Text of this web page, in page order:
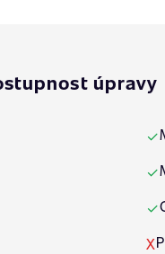
úpravy
✓
✓
✓
X